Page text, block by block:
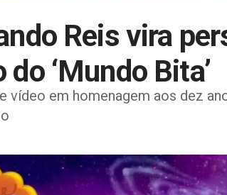
Reis vira
‘Mundo Bita’
vídeo em homenagem aos dez